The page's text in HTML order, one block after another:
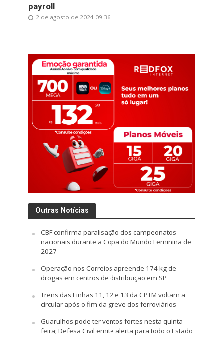
payroll
2 de agosto de 2024 09:36
Outras Notícias
CBF confirma paralisação dos campeonatos
nacionais durante a Copa do Mundo Feminina de
2027
Operação nos Correios apreende 174 kg de
drogas em centros de distribuição em SP
Trens das Linhas 11, 12 e 13 da CPTM voltam a
circular após o fim da greve dos ferroviários
Guarulhos pode ter ventos fortes nesta quinta-
feira; Defesa Civil emite alerta para todo o Estado